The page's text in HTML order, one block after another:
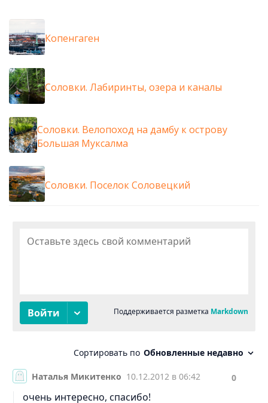
Копенгаген
Соловки. Лабиринты, озера и каналы
Соловки. Велопоход на дамбу к острову
Большая Муксалма
Соловки. Поселок Соловецкий